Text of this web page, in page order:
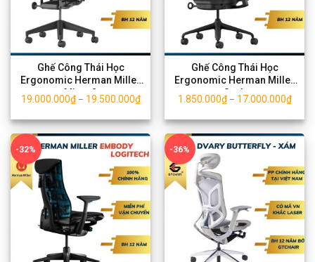
Ghế Công Thái Học
Ergonomic Herman Miller
Mirra 2
19.000.000₫– 19.500.000₫
Ghế Công Thái Học
Ergonomic Herman Miller
SayL
1.850.000₫– 17.000.000₫
-32% -36%